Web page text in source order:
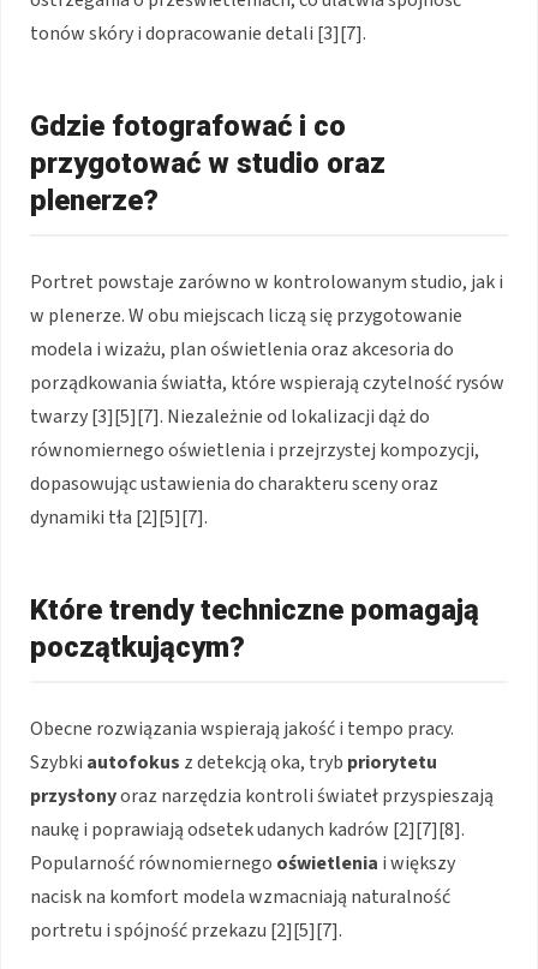
tonów skóry i dopracowanie detali [3][7].
Gdzie fotografować i co
przygotować w studio oraz
plenerze?
Portret powstaje zarówno w kontrolowanym studio, jak i
w plenerze. W obu miejscach liczą się przygotowanie
modela i wizażu, plan oświetlenia oraz akcesoria do
porządkowania światła, które wspierają czytelność rysów
twarzy [3][5][7]. Niezależnie od lokalizacji dąż do
równomiernego oświetlenia i przejrzystej kompozycji,
dopasowując ustawienia do charakteru sceny oraz
dynamiki tła [2][5][7].
Które trendy techniczne pomagają
początkującym?
Obecne rozwiązania wspierają jakość i tempo pracy.
Szybki autofokus z detekcją oka, tryb priorytetu
przysłonyoraz narzędzia kontroli świateł przyspieszają
naukę i poprawiają odsetek udanych kadrów [2][7][8].
Popularność równomiernego oświetlenia i większy
nacisk na komfort modela wzmacniają naturalność
portretu i spójność przekazu [2][5][7].